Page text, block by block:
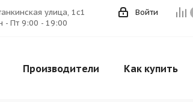
улица, 1с1
- Пт 9:00 - 19:00
Войти
Производители Как купить